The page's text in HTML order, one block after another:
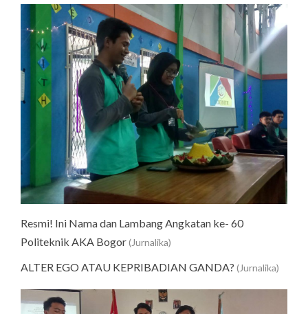
Resmi! Ini Nama dan Lambang Angkatan ke- 60
Politeknik AKA Bogor(Jurnalika)
ALTER EGO ATAU KEPRIBADIAN GANDA? (Jurnalika)